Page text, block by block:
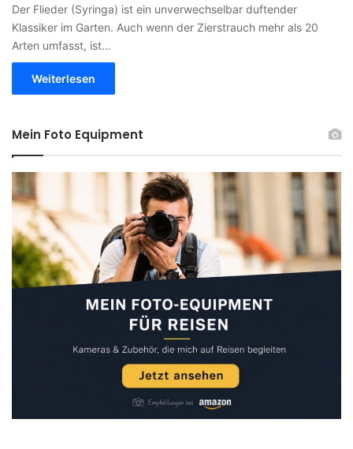
Der Flieder (Syringa) ist ein unverwechselbar duftender
Klassiker im Garten. Auch wenn der Zierstrauch mehr als 20
Arten umfasst, ist…
Weiterlesen
Mein Foto Equipment